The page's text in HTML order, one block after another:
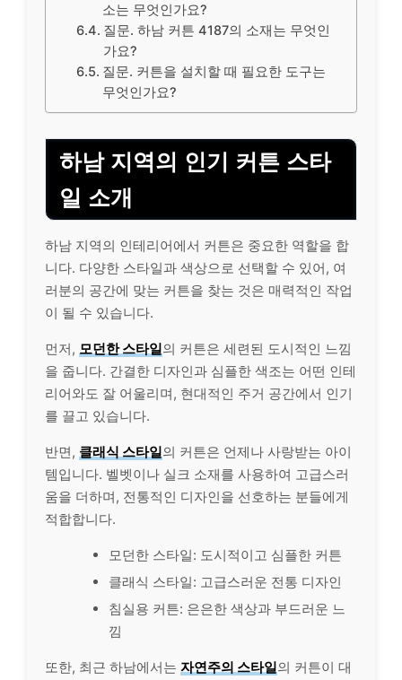
소는 무엇인가요?
질문. 하남 커튼 4187의 소재는 무엇인
가요?
질문. 커튼을 설치할 때 필요한 도구는
무엇인가요?
하남 지역의 인기 커튼 스타
일 소개
하남 지역의 인테리어에서 커튼은 중요한 역할을 합
니다. 다양한 스타일과 색상으로 선택할 수 있어, 여
러분의 공간에 맞는 커튼을 찾는 것은 매력적인 작업
이 될 수 있습니다.
먼저, 모던한 스타일의 커튼은 세련된 도시적인 느낌
을 줍니다. 간결한 디자인과 심플한 색조는 어떤 인테
리어와도 잘 어울리며, 현대적인 주거 공간에서 인기
를 끌고 있습니다.
반면, 클래식 스타일의 커튼은 언제나 사랑받는 아이
템입니다. 벨벳이나 실크 소재를 사용하여 고급스러
움을 더하며, 전통적인 디자인을 선호하는 분들에게
적합합니다.
모던한 스타일: 도시적이고 심플한 커튼
클래식 스타일: 고급스러운 전통 디자인
침실용 커튼: 은은한 색상과 부드러운 느
낌
또한, 최근 하남에서는 자연주의 스타일의 커튼이 대